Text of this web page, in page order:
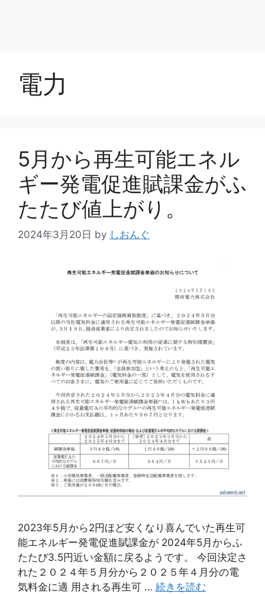
電力
5月から再生可能エネル
ギー発電促進賦課金がふ
たたび値上がり。
2024年3月20日 by しおんぐ
2023年5月から2円ほど安くなり喜んでいた再生可
能エネルギー発電促進賦課金が 2024年5月からふ
たたび3.5円近い金額に戻るようです。 今回決定さ
れた２０２４年５月分から２０２５年４月分の電
気料金に適 用される再生可 … 続きを読む